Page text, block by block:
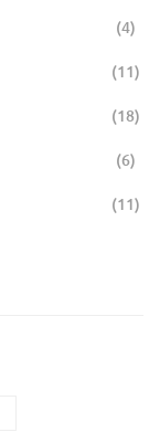
(4)
(11)
(18)
(6)
(11)